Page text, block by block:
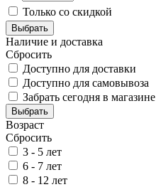
Только со скидкой
Выбрать
Наличие и доставка
Сбросить
Доступно для доставки
Доступно для самовывоза
Забрать сегодня в магазине
Выбрать
Возраст
Сбросить
3 - 5 лет
6 - 7 лет
8 - 12 лет